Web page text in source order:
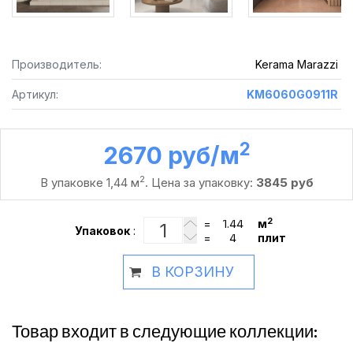
Производитель: Kerama Marazzi
Артикул: KM6060G0911R
2670 руб /м2
В упаковке 1,44 м2. Цена за упаковку: 3845 руб
Упаковок :
= м2
= плит
В КОРЗИНУ
Товар входит в следующие коллекции: